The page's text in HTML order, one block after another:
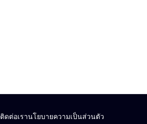
ติดต่อเรานโยบายความเป็นส่วนตัว